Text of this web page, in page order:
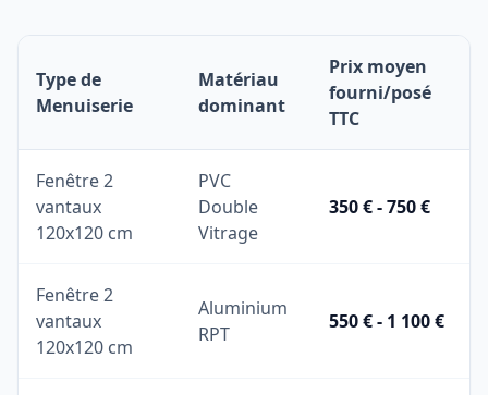
Type de
Menuiserie
Matériau
dominant
Prix moyen
fourni/posé
TTC
Fenêtre 2
vantaux
120x120 cm
PVC
Double
Vitrage
350 € - 750 €
Fenêtre 2
vantaux
120x120 cm
Aluminium
RPT
550 € - 1 100 €